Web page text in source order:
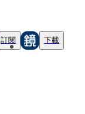
訂閱 下載